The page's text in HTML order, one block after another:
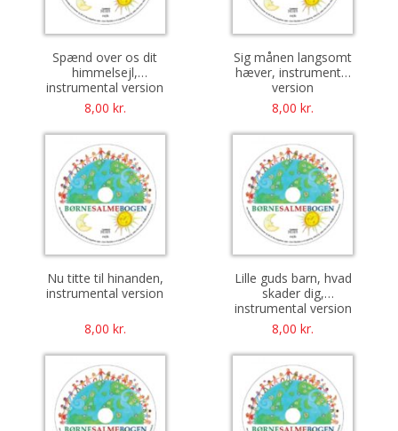
Spænd over os dit
himmelsejl,
instrumental version
8,00 kr.
Sig månen langsomt
hæver, instrumental
version
8,00kr.
Nu titte til hinanden,
instrumental version
8,00 kr.
Lille guds barn, hvad
skader dig,
instrumental version
8,00kr.